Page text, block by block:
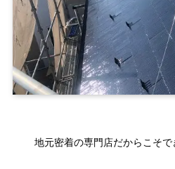
地元密着の専門店だからこそで